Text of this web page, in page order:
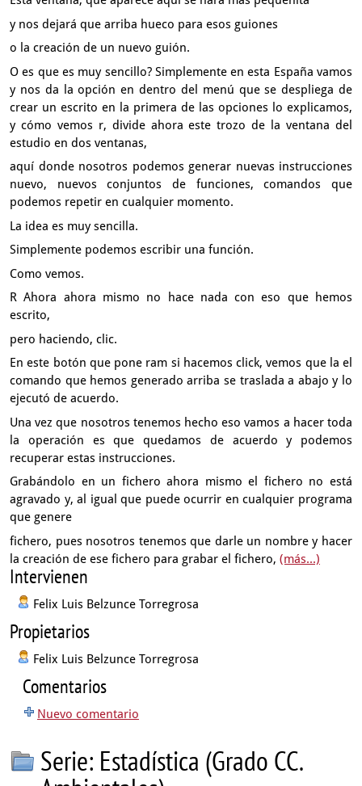
y nos dejará que arriba hueco para esos guiones
o la creación de un nuevo guión.
O es que es muy sencillo? Simplemente en esta España vamos
y nos da la opción en dentro del menú que se despliega de
crear un escrito en la primera de las opciones lo explicamos,
y cómo vemos r, divide ahora este trozode la ventana del
estudio en dos ventanas,
aquí donde nosotros podemos generar nuevas instrucciones
nuevo, nuevos conjuntos de funciones,comandos que
podemos repetir en cualquier momento.
La idea es muy sencilla.
Simplemente podemos escribir una función.
Como vemos.
R Ahora ahora mismo no hace nada con eso que hemos
escrito,
pero haciendo, clic.
En este botón que pone ram si hacemos click, vemos que la el
comando que hemos generadoarriba se traslada a abajo y lo
ejecutó de acuerdo.
Una vez que nosotros tenemos hecho eso vamos a hacer toda
la operación es que quedamos de acuerdoy podemos
recuperar estas instrucciones.
Grabándolo en un fichero ahora mismo el fichero no está
agravado y, al igual que puede ocurrir en cualquier programa
que genere
fichero, pues nosotros tenemos que darle un nombrey hacer
la creación de ese fichero para grabar el fichero, (más...)
Intervienen
Felix Luis Belzunce Torregrosa
Propietarios
Felix Luis Belzunce Torregrosa
Comentarios
Nuevo comentario
Serie: Estadística (Grado CC.